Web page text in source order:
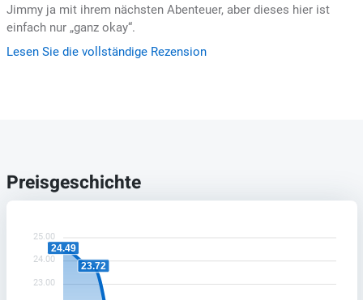
Jimmy ja mit ihrem nächsten Abenteuer, aber dieses hier ist
einfach nur „ganz okay“.
Lesen Sie die vollständige Rezension
Preisgeschichte
25.00
24.00
23.00
24.49
23.72